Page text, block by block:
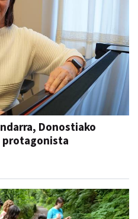
Donostiako
protagonista